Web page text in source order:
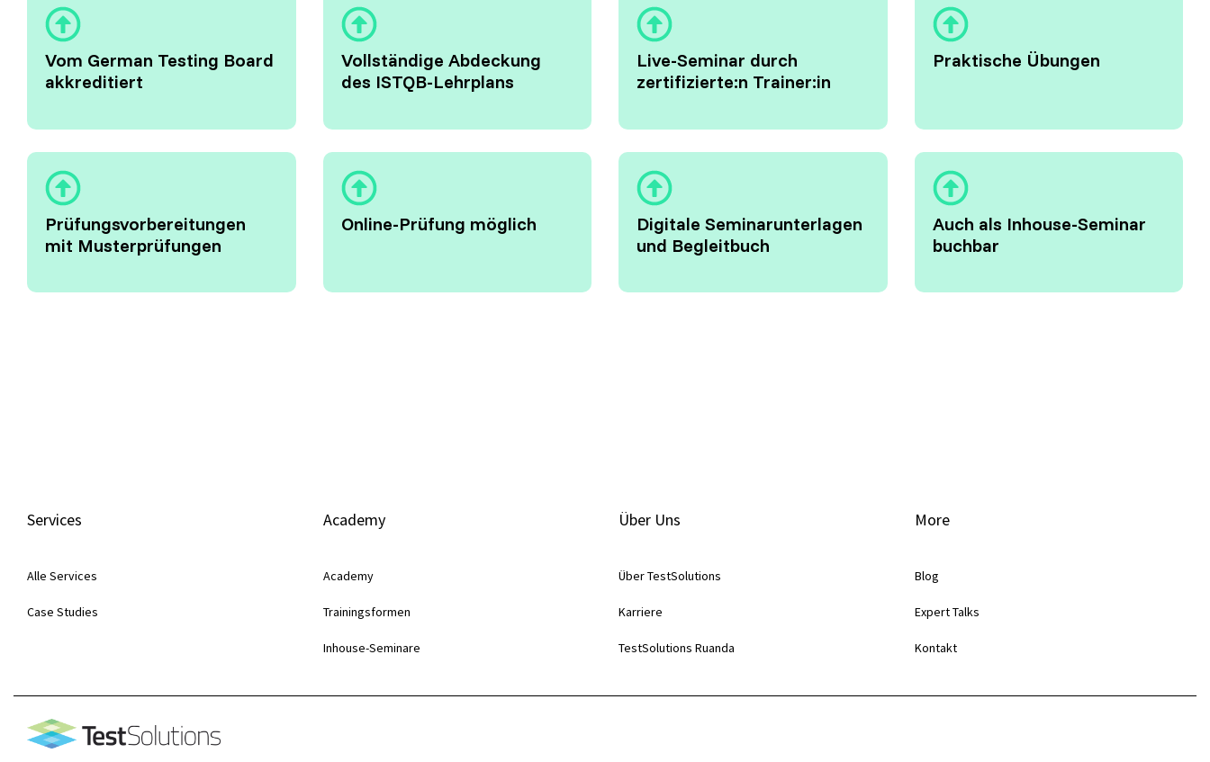
Vom German Testing Board
akkreditiert
Vollständige Abdeckung
des ISTQB-Lehrplans
Live-Seminar durch
zertifizierte:n Trainer:in
Praktische Übungen
Prüfungsvorbereitungen
mit Musterprüfungen
Online-Prüfung möglich
Digitale Seminarunterlagen
und Begleitbuch
Auch als Inhouse-Seminar
buchbar
Services
Alle Services
Case Studies
Academy
Academy
Trainingsformen
Inhouse-Seminare
Über Uns
Über TestSolutions
Karriere
TestSolutions Ruanda
More
Blog
Expert Talks
Kontakt